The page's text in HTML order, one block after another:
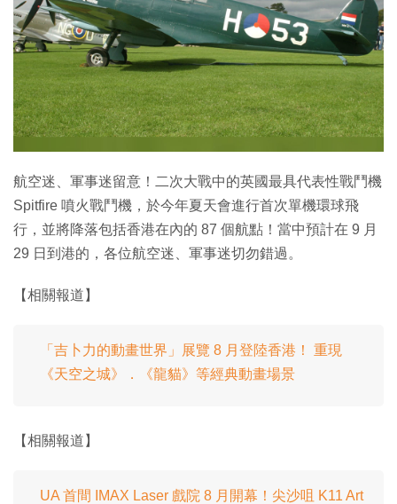
Enterprise Digital Transformation
特集
航空迷、軍事迷留意！二次大戰中的英國最具代表性戰鬥機
Spitfire 噴火戰鬥機，於今年夏天會進行首次單機環球飛
行，並將降落包括香港在內的 87 個航點！當中預計在 9 月
29 日到港的，各位航空迷、軍事迷切勿錯過。
【相關報道】
「吉卜力的動畫世界」展覽 8 月登陸香港！ 重現
《天空之城》．《龍貓》等經典動畫場景
【相關報道】
UA 首間 IMAX Laser 戲院 8 月開幕！尖沙咀 K11 Art